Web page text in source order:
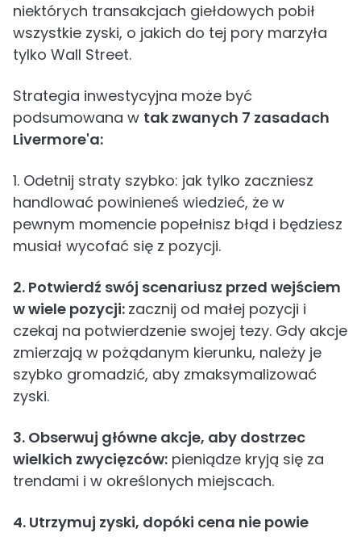
niektórych transakcjach giełdowych pobił
wszystkie zyski, o jakich do tej pory marzyła
tylko Wall Street.
Strategia inwestycyjna może być
podsumowana w tak zwanych 7 zasadach
Livermore'a:
1. Odetnij straty szybko: jak tylko zaczniesz
handlować powinieneś wiedzieć, że w
pewnym momencie popełnisz błąd i będziesz
musiał wycofać się z pozycji.
2. Potwierdź swój scenariusz przed wejściem
w wiele pozycji: zacznij od małej pozycji i
czekaj na potwierdzenie swojej tezy. Gdy akcje
zmierzają w pożądanym kierunku, należy je
szybko gromadzić, aby zmaksymalizować
zyski.
3. Obserwuj główne akcje, aby dostrzec
wielkich zwycięzców: pieniądze kryją się za
trendami i w określonych miejscach.
4. Utrzymuj zyski, dopóki cena nie powie